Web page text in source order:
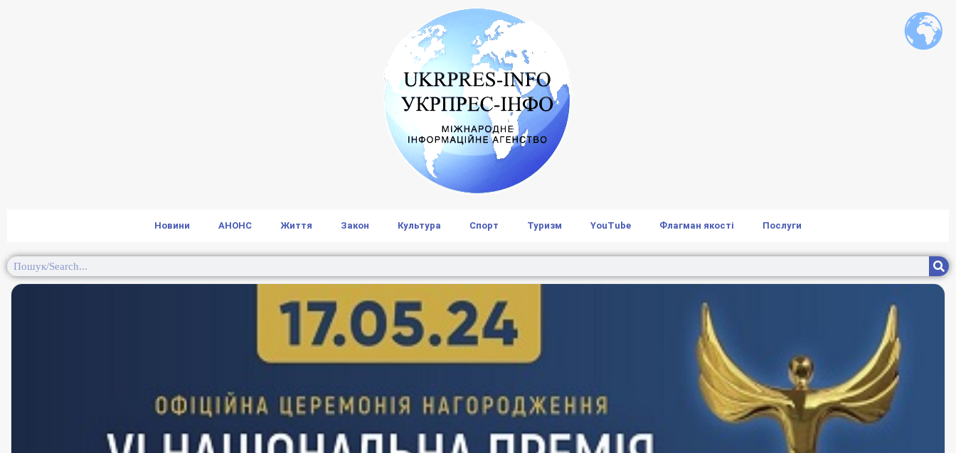
Новини АНОНС Життя Закон Культура Спорт Туризм YouTube Флагман якості Послуги